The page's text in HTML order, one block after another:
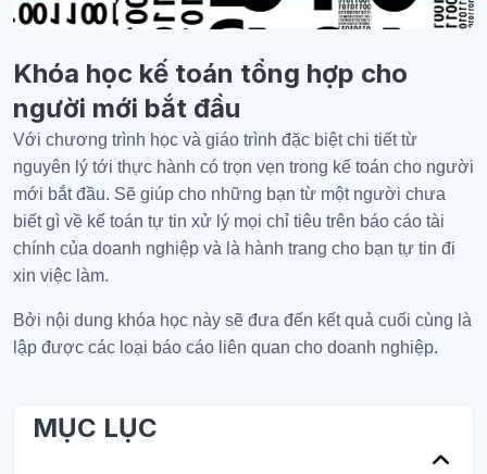
Khóa học kế toán tổng hợp cho
người mới bắt đầu
Với chương trình học và giáo trình đặc biệt chi tiết từ
nguyên lý tới thực hành có trọn vẹn trong kế toán cho người
mới bắt đầu. Sẽ giúp cho những bạn từ một người chưa
biết gì về kế toán tự tin xử lý mọi chỉ tiêu trên báo cáo tài
chính của doanh nghiệp và là hành trang cho bạn tự tin đi
xin việc làm.
Bởi nội dung khóa học này sẽ đưa đến kết quả cuối cùng là
lập được các loại báo cáo liên quan cho doanh nghiệp.
MỤC LỤC